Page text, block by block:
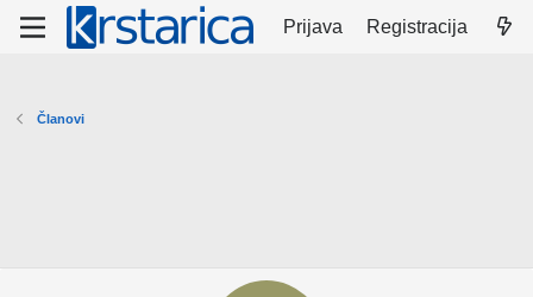
Prijava Registracija
Članovi